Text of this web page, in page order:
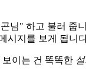
" 하고 불러 줍
시지를 보게 됩니
이는 건 똑똑한